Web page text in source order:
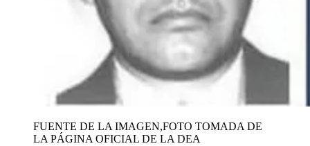
FUENTE DE LA IMAGEN,FOTO TOMADA DE
LA PÁGINA OFICIAL DE LA DEA